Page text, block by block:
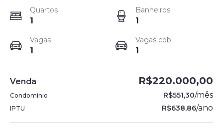
Quartos
1
Banheiros
1
Vagas
1
Vagas cob.
1
Venda R$220.000,00
Condomínio R$551,30/mês
IPTU R$638,86/ano